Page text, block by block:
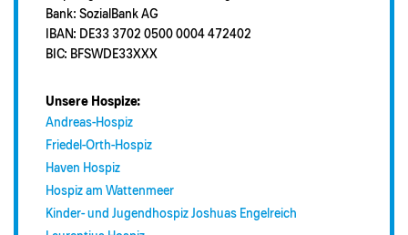
Bank: SozialBank AG
IBAN: DE33 3702 0500 0004 472402
BIC: BFSWDE33XXX
Unsere Hospize:
Andreas-Hospiz
Friedel-Orth-Hospiz
Haven Hospiz
Hospiz am Wattenmeer
Kinder- und Jugendhospiz Joshuas Engelreich